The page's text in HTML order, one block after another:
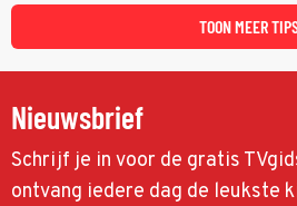
TOON MEER
Nieuwsbrief
Schrijf je in voor de gratis
ontvang iedere dag de leukste